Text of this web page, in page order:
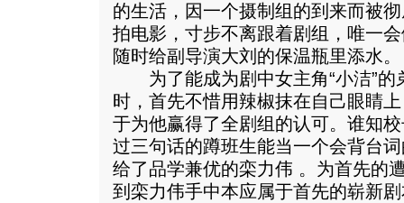
的生活，因一个摄制组的到来而被
拍电影，寸步不离跟着剧组，唯一
随时给副导演大刘的保温瓶里添水。
为了能成为剧中女主角“小洁”的
时，首先不惜用辣椒抹在自己眼睛
于为他赢得了全剧组的认可。谁知
过三句话的蹲班生能当一个会背台
给了品学兼优的栾力伟 。为首先的
到栾力伟手中本应属于首先的崭新